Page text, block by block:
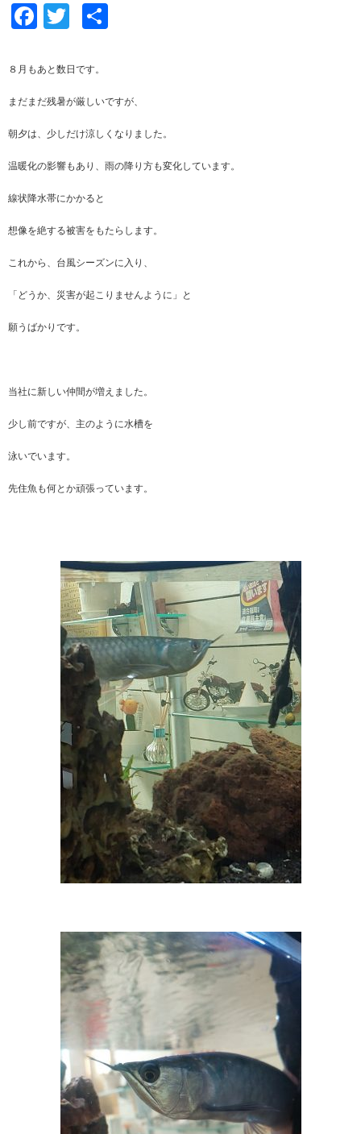
Facebook
Twitter
８月もあと数日です。
まだまだ残暑が厳しいですが、
朝夕は、少しだけ涼しくなりました。
温暖化の影響もあり、雨の降り方も変化しています。
線状降水帯にかかると
想像を絶する被害をもたらします。
これから、台風シーズンに入り、
「どうか、災害が起こりませんように」と
願うばかりです。
当社に新しい仲間が増えました。
少し前ですが、主のように水槽を
泳いでいます。
先住魚も何とか頑張っています。